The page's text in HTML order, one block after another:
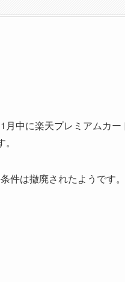
中に楽天プレミアムカー
件は撤廃されたようです。